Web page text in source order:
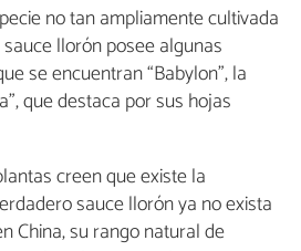
no tan ampliamente cultivada
llorón posee algunas
se encuentran “Babylon”, la
que destaca por sus hojas
creen que existe la
sauce llorón ya no exista
China, su rango natural de